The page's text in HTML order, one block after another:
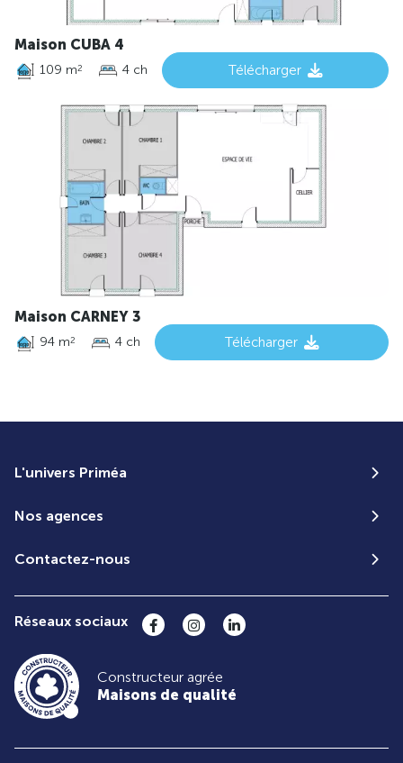
Maison CUBA 4
109 m2 4 ch Télécharger
Maison CARNEY 3
94 m2 4 ch Télécharger
L'univers Priméa
Nos agences
Contactez-nous
Réseaux sociaux
Constructeur agrée
Maisons de qualité